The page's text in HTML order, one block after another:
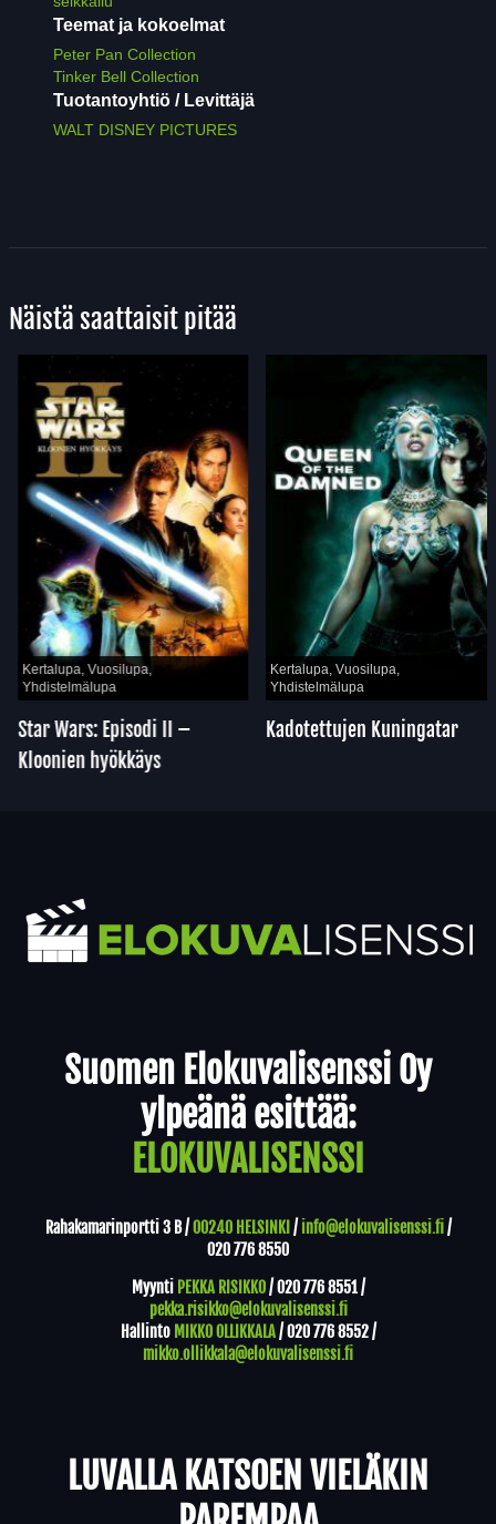
Teemat ja kokoelmat
Peter Pan Collection
Tinker Bell Collection
Tuotantoyhtiö / Levittäjä
WALT DISNEY PICTURES
Näistä saattaisit pitää
Kertalupa, Vuosilupa,
Yhdistelmälupa
Star Wars: Episodi II –
Kloonien hyökkäys
Kertalupa, Vuosilupa,
Yhdistelmälupa
Kadotettujen Kuningatar
Suomen Elokuvalisenssi Oy
ylpeänä esittää:
ELOKUVALISENSSI
Rahakamarinportti 3 B /00240 HELSINKI / info@elokuvalisenssi.fi/
020 776 8550
Myynti PEKKA RISIKKO/020 776 8551/
pekka.risikko@elokuvalisenssi.fi
Hallinto MIKKO OLLIKKALA/020 776 8552/
mikko.ollikkala@elokuvalisenssi.fi
LUVALLA KATSOEN VIELÄKIN